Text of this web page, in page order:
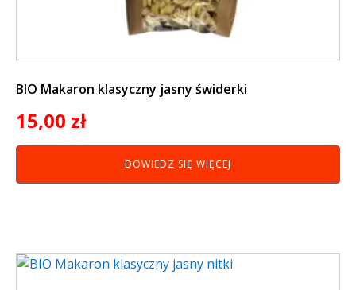
BIO Makaron klasyczny jasny świderki
15,00 zł
DOWIEDZ SIĘ WIĘCEJ